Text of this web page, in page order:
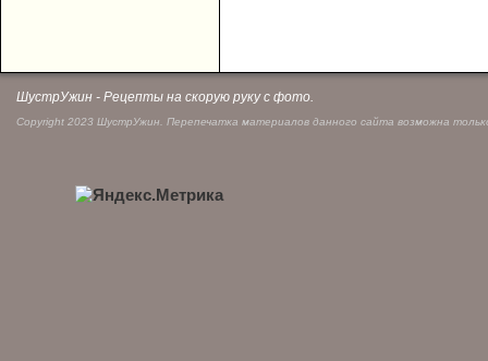
ШустрУжин - Рецепты на скорую руку с фото.
Copyright 2023 ШустрУжин. Перепечатка материалов данного сайта возможна